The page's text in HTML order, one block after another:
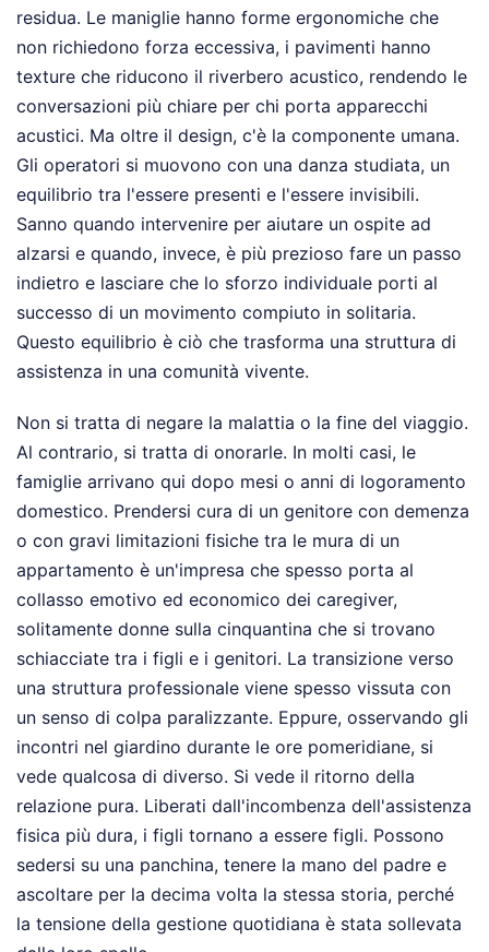
residua. Le maniglie hanno forme ergonomiche che
non richiedono forza eccessiva, i pavimenti hanno
texture che riducono il riverbero acustico, rendendo le
conversazioni più chiare per chi porta apparecchi
acustici. Ma oltre il design, c'è la componente umana.
Gli operatori si muovono con una danza studiata, un
equilibrio tra l'essere presenti e l'essere invisibili.
Sanno quando intervenire per aiutare un ospite ad
alzarsi e quando, invece, è più prezioso fare un passo
indietro e lasciare che lo sforzo individuale porti al
successo di un movimento compiuto in solitaria.
Questo equilibrio è ciò che trasforma una struttura di
assistenza in una comunità vivente.
Non si tratta di negare la malattia o la fine del viaggio.
Al contrario, si tratta di onorarle. In molti casi, le
famiglie arrivano qui dopo mesi o anni di logoramento
domestico. Prendersi cura di un genitore con demenza
o con gravi limitazioni fisiche tra le mura di un
appartamento è un'impresa che spesso porta al
collasso emotivo ed economico dei caregiver,
solitamente donne sulla cinquantina che si trovano
schiacciate tra i figli e i genitori. La transizione verso
una struttura professionale viene spesso vissuta con
un senso di colpa paralizzante. Eppure, osservando gli
incontri nel giardino durante le ore pomeridiane, si
vede qualcosa di diverso. Si vede il ritorno della
relazione pura. Liberati dall'incombenza dell'assistenza
fisica più dura, i figli tornano a essere figli. Possono
sedersi su una panchina, tenere la mano del padre e
ascoltare per la decima volta la stessa storia, perché
la tensione della gestione quotidiana è stata sollevata